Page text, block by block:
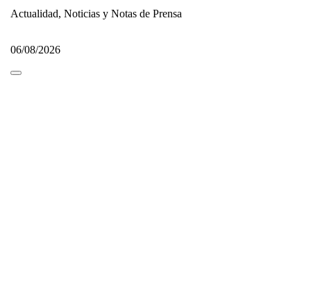
Actualidad, Noticias y Notas de Prensa
06/08/2026